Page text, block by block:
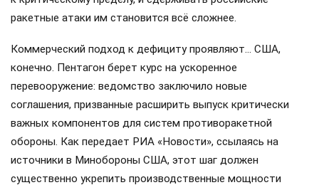
ракетные атаки им становится всё сложнее.
Коммерческий подход к дефициту проявляют… США,
конечно. Пентагон берет курс на ускоренное
перевооружение: ведомство заключило новые
соглашения, призванные расширить выпуск критически
важных компонентов для систем противоракетной
обороны. Как передает РИА «Новости», ссылаясь на
источники в Минобороны США, этот шаг должен
существенно укрепить производственные мощности